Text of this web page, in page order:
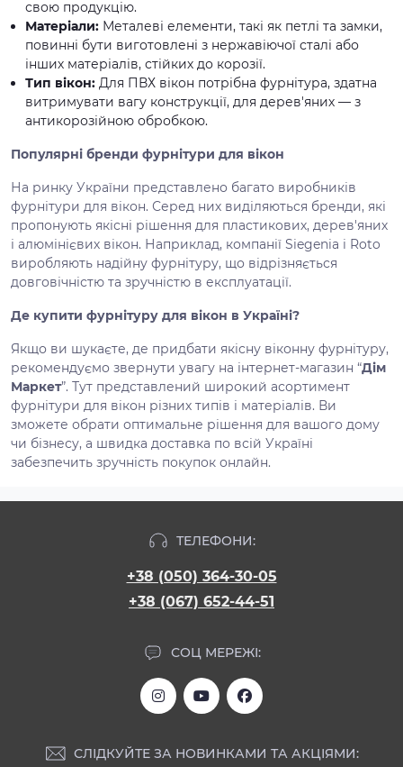
свою продукцію.
Матеріали: Металеві елементи, такі як петлі та замки,
повинні бути виготовлені з нержавіючої сталі або
інших матеріалів, стійких до корозії.
Тип вікон: Для ПВХ вікон потрібна фурнітура, здатна
витримувати вагу конструкції, для дерев'яних — з
антикорозійною обробкою.
Популярні бренди фурнітури для вікон
На ринку України представлено багато виробників
фурнітури для вікон. Серед них виділяються бренди, які
пропонують якісні рішення для пластикових, дерев'яних
і алюмінієвих вікон. Наприклад, компанії Siegenia і Roto
виробляють надійну фурнітуру, що відрізняється
довговічністю та зручністю в експлуатації.
Де купити фурнітуру для вікон в Україні?
Якщо ви шукаєте, де придбати якісну віконну фурнітуру,
рекомендуємо звернути увагу на інтернет-магазин “Дім
Маркет”. Тут представлений широкий асортимент
фурнітури для вікон різних типів і матеріалів. Ви
зможете обрати оптимальне рішення для вашого дому
чи бізнесу, а швидка доставка по всій Україні
забезпечить зручність покупок онлайн.
ТЕЛЕФОНИ:
+38 (050) 364-30-05
+38 (067) 652-44-51
СОЦ МЕРЕЖІ:
СЛІДКУЙТЕ ЗА НОВИНКАМИ ТА АКЦІЯМИ: